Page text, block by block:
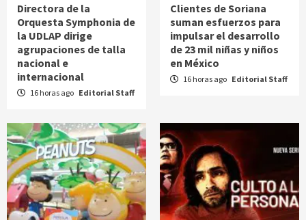
Directora de la
Orquesta Symphonia de
la UDLAP dirige
agrupaciones de talla
nacional e
internacional
16 horas ago Editorial Staff
Clientes de Soriana
suman esfuerzos para
impulsar el desarrollo
de 23 mil niñas y niños
en México
16 horas ago Editorial Staff